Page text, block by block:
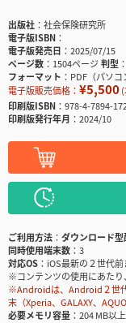
出版社
社会保険研究所
電子版ISBN
電子版発売日
2025/07/15
ページ数
1504ページ判型
フォーマット
PDF（パソコ
電子版販売価格： ¥5,500
印刷版ISBN
978-4-7894-
印刷版発行年月
2024/10
ご利用方法
ダウンロード型
同時使用端末数
3
対応OS
iOS最新の２世代
※コンテンツの使用にあた
※Androidは、Android２世
末（Xperia、GALAXY、
必要メモリ容量
204 MB以上